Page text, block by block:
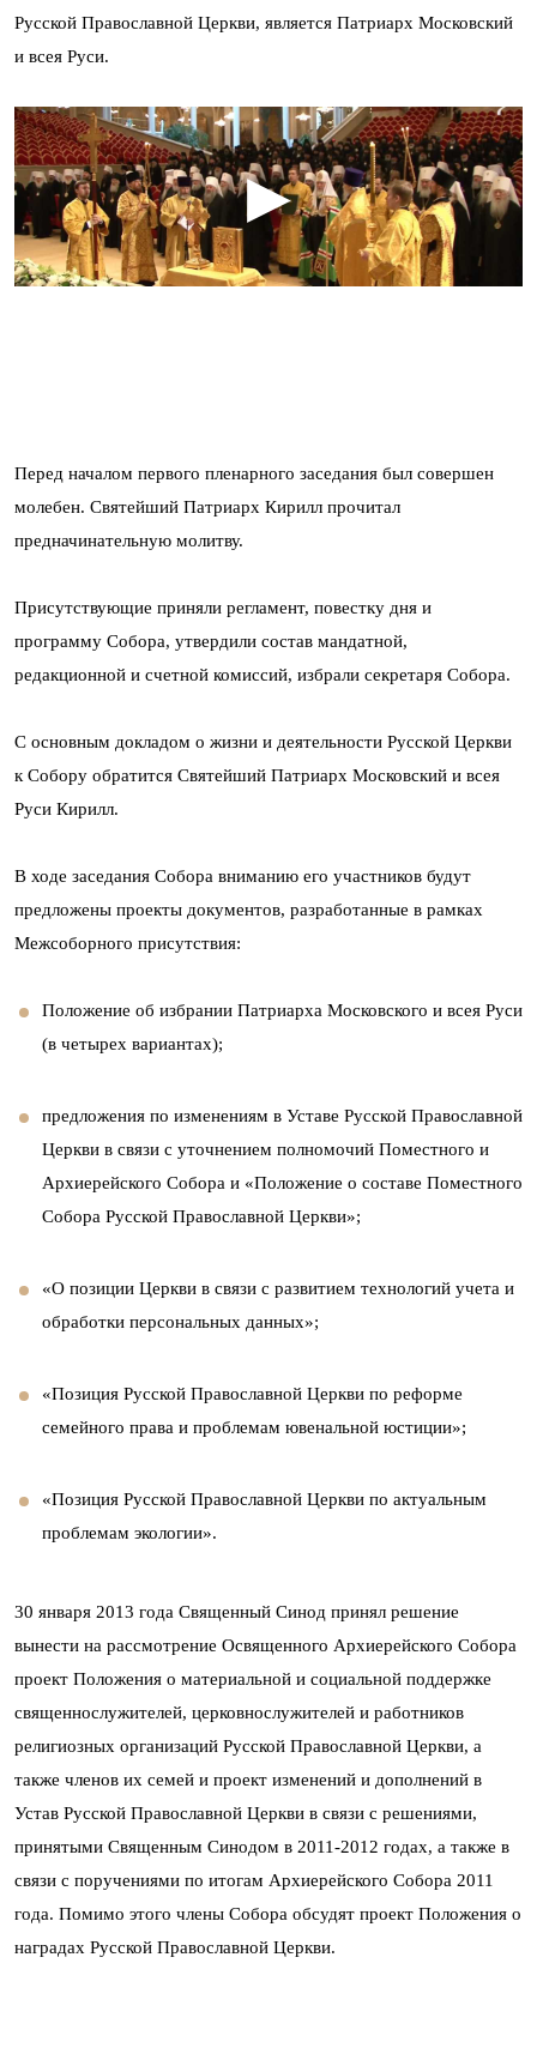
Русской Православной Церкви, является Патриарх Московский
и всея Руси.
Перед началом первого пленарного заседания был совершен
молебен. Святейший Патриарх Кирилл прочитал
предначинательную молитву.
Присутствующие приняли регламент, повестку дня и
программу Собора, утвердили состав мандатной,
редакционной и счетной комиссий, избрали секретаря Собора.
С основным докладом о жизни и деятельности Русской Церкви
к Собору обратится Святейший Патриарх Московский и всея
Руси Кирилл.
В ходе заседания Собора вниманию его участников будут
предложены проекты документов, разработанные в рамках
Межсоборного присутствия:
Положение об избрании Патриарха Московского и всея Руси
(в четырех вариантах);
предложения по изменениям в Уставе Русской Православной
Церкви в связи с уточнением полномочий Поместного и
Архиерейского Собора и «Положение о составе Поместного
Собора Русской Православной Церкви»;
«О позиции Церкви в связи с развитием технологий учета и
обработки персональных данных»;
«Позиция Русской Православной Церкви по реформе
семейного права и проблемам ювенальной юстиции»;
«Позиция Русской Православной Церкви по актуальным
проблемам экологии».
30 января 2013 года Священный Синод принял решение
вынести на рассмотрение Освященного Архиерейского Собора
проект Положения о материальной и социальной поддержке
священнослужителей, церковнослужителей и работников
религиозных организаций Русской Православной Церкви, а
также членов их семей и проект изменений и дополнений в
Устав Русской Православной Церкви в связи с решениями,
принятыми Священным Синодом в 2011-2012 годах, а также в
связи с поручениями по итогам Архиерейского Собора 2011
года. Помимо этого члены Собора обсудят проект Положения о
наградах Русской Православной Церкви.